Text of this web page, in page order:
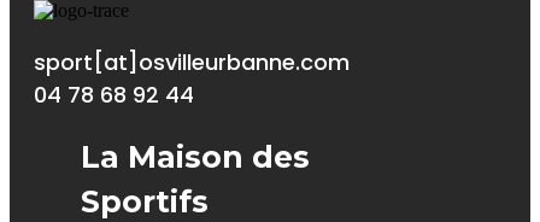
sport[at]osvilleurbanne.com
04 78 68 92 44
La Maison des
Sportifs